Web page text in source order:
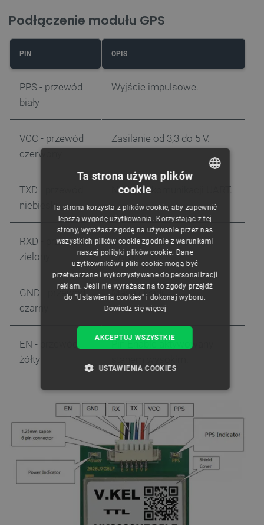
Podłączenie modułu GPS
PIN OPIS
PPS - przewód
biały
Wyjście impulsowe.
VCC - przewód
czerwony
Zasilanie od 3,3 do 5 V.
TXD - przewód
niebieski
Nadajnik komunikacji UART.
RXD - przewód
zielony
Odbiornik komunikacji
UART.
GND - przewód
czarny
Masa układu.
EN - przewód
żółty
Pin Enable aktywowany
CZECH
ENGLISH
GERMAN
Ta strona używa plików
cookie
Ta strona korzysta z plików cookie, aby zapewnić
lepszą wygodę użytkowania. Korzystając z tej
strony, wyrażasz zgodę na używanie przez nas
wszystkich plików cookie zgodnie z warunkami
naszej polityki plików cookie. Dane
użytkowników i pliki cookie mogą być
przetwarzane i wykorzystywane do personalizacji
reklam. Jeśli nie wyrażasz na to zgody przejdź
do "Ustawienia cookies" i dokonaj wyboru.
Dowiedz się więcej
AKCEPTUJ WSZYSTKIE
USTAWIENIA COOKIES
TARGETOWANIE
FUNKCJONALNOŚĆ
Wydajność Targetowanie
Funkcjonalność